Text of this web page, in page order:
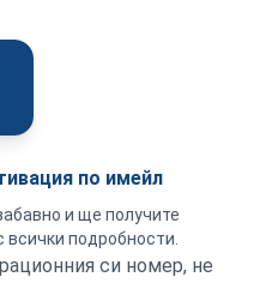
по имейл
и ще получите
подробности.
си номер, не